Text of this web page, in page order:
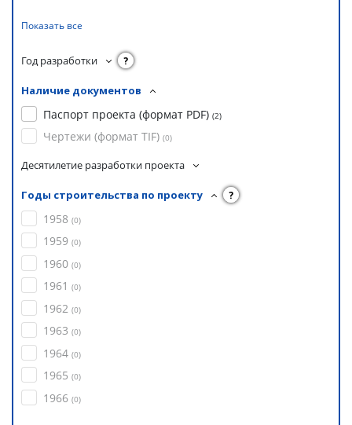
Показать все
Год разработки ?
Наличие документов
Паспорт проекта (формат PDF) (2)
Чертежи (формат TIF) (0)
Десятилетие разработки проекта
Годы строительства по проекту ?
1958 (0)
1959 (0)
1960 (0)
1961 (0)
1962 (0)
1963 (0)
1964 (0)
1965 (0)
1966 (0)